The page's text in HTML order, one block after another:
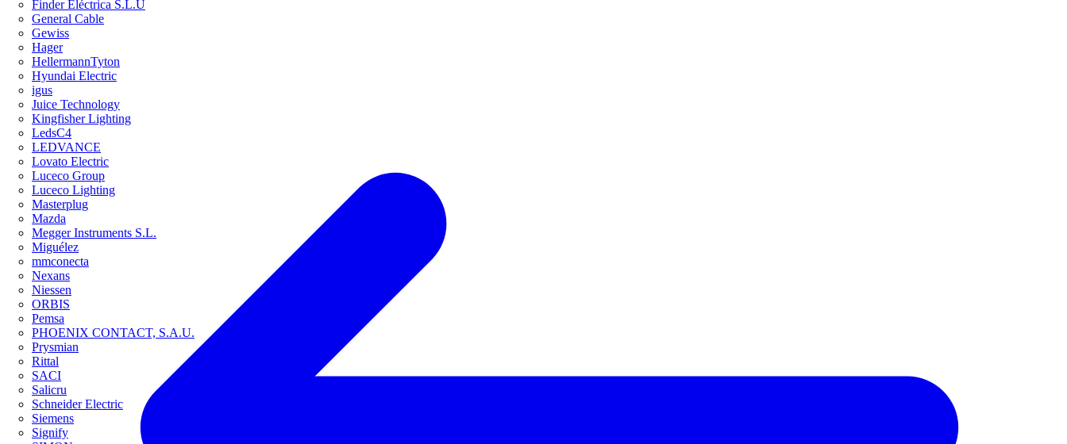
Finder Eléctrica S.L.U
General Cable
Gewiss
Hager
HellermannTyton
Hyundai Electric
igus
Juice Technology
Kingfisher Lighting
LedsC4
LEDVANCE
Lovato Electric
Luceco Group
Luceco Lighting
Masterplug
Mazda
Megger Instruments S.L.
Miguélez
mmconecta
Nexans
Niessen
ORBIS
Pemsa
PHOENIX CONTACT, S.A.U.
Prysmian
Rittal
SACI
Salicru
Schneider Electric
Siemens
Signify